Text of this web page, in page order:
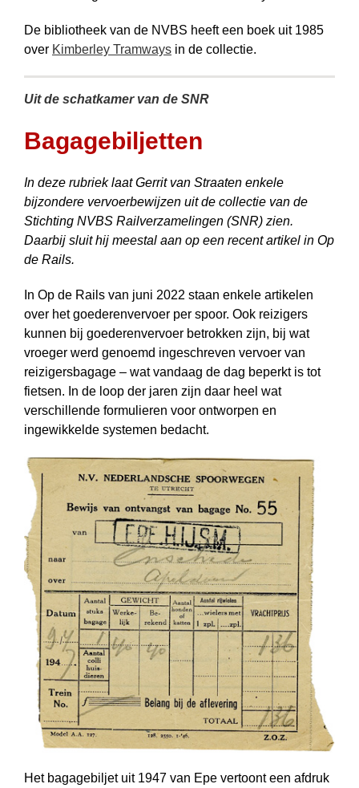
De bibliotheek van de NVBS heeft een boek uit 1985
over Kimberley Tramways in de collectie.
Uit de schatkamer van de SNR
Bagagebiljetten
In deze rubriek laat Gerrit van Straaten enkele
bijzondere vervoerbewijzen uit de collectie van de
Stichting NVBS Railverzamelingen (SNR) zien.
Daarbij sluit hij meestal aan op een recent artikel in Op
de Rails.
In Op de Rails van juni 2022 staan enkele artikelen
over het goederenvervoer per spoor. Ook reizigers
kunnen bij goederenvervoer betrokken zijn, bij wat
vroeger werd genoemd ingeschreven vervoer van
reizigersbagage – wat vandaag de dag beperkt is tot
fietsen. In de loop der jaren zijn daar heel wat
verschillende formulieren voor ontworpen en
ingewikkelde systemen bedacht.
Het bagagebiljet uit 1947 van Epe vertoont een afdruk